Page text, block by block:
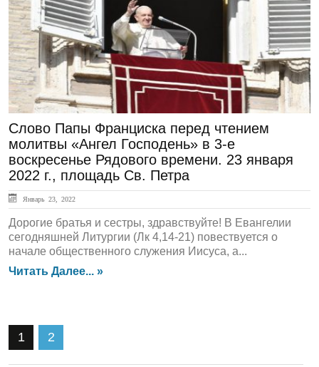
ЛЕНТА НОВОСТЕЙ
Слово Папы Франциска перед чтением
молитвы «Ангел Господень» в 3-е
воскресенье Рядового времени. 23 января
2022 г., площадь Св. Петра
Январь 23, 2022
Дорогие братья и сестры, здравствуйте! В Евангелии
сегодняшней Литургии (Лк 4,14-21) повествуется о
начале общественного служения Иисуса, а...
Читать Далее... »
1 2